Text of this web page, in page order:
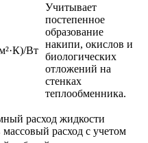
Вт
Учитывает
постепенное
образование
накипи, окислов и
биологических
отложений на
стенках
теплообменника.
расход жидкости
расход с учетом